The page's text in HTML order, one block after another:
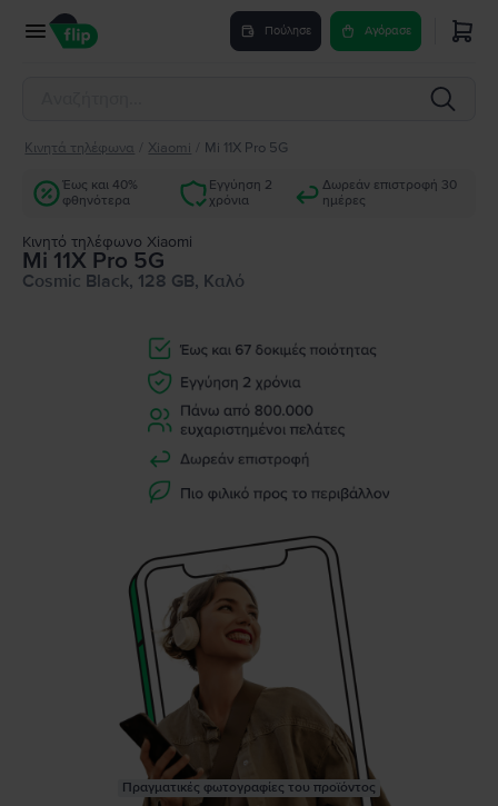
Πούλησε Αγόρασε
Κινητά τηλέφωνα Xiaomi Mi 11X Pro 5G
Έως και 40%
φθηνότερα
Εγγύηση 2
χρόνια
Δωρεάν επιστροφή 30
ημέρες
Κινητό τηλέφωνο Xiaomi
Mi 11X Pro 5G
Cosmic Black, 128 GB, Καλό
Πραγματικές φωτογραφίες του προϊόντος